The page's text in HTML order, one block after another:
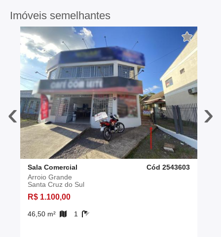
Imóveis semelhantes
‹
Sala Comercial
Cód 2543603
Arroio Grande
Santa Cruz do Sul
R$ 1.100,00
46,50 m² 1
›